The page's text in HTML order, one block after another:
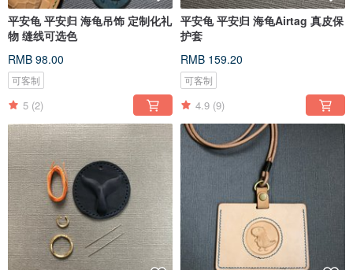
平安龟 平安归 海龟吊饰 定制化礼
物 缝线可选色
RMB 98.00
可客制
5 (2)
平安龟 平安归 海龟Airtag 真皮保
护套
RMB 159.20
可客制
4.9 (9)